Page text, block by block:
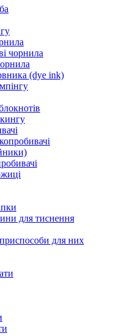
чорнила
(dye ink)
для тиснення
для них